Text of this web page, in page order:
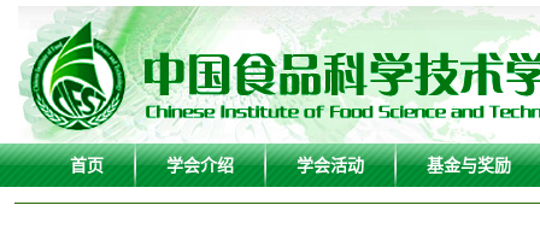
首页 学会介绍 学会活动 基金与奖励